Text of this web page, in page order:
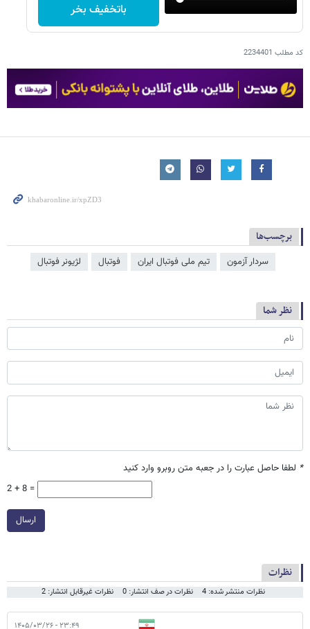
باتخفیف بخر
کد مطلب 2234401
برچسب‌ها
سردار آزمون تیم ملی فوتبال ایران فوتبال لژیونر فوتبال
نظر شما
* لطفا حاصل عبارت را در جعبه متن روبرو وارد کنید
2 + 8 =
ارسال
نظرات
نظرات منتشر شده: 4 نظرات در صف انتشار: 0 نظرات غیرقابل انتشار: 2
۲۳:۴۹ - ۱۴۰۵/۰۳/۲۶